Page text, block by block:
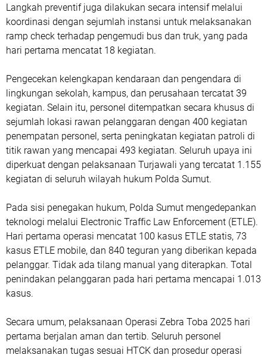
Langkah preventif juga dilakukan secara intensif melalui
koordinasi dengan sejumlah instansi untuk melaksanakan
ramp check terhadap pengemudi bus dan truk, yang pada
hari pertama mencatat 18 kegiatan.
Pengecekan kelengkapan kendaraan dan pengendara di
lingkungan sekolah, kampus, dan perusahaan tercatat 39
kegiatan. Selain itu, personel ditempatkan secara khusus di
sejumlah lokasi rawan pelanggaran dengan 400 kegiatan
penempatan personel, serta peningkatan kegiatan patroli di
titik rawan yang mencapai 493 kegiatan. Seluruh upaya ini
diperkuat dengan pelaksanaan Turjawali yang tercatat 1.155
kegiatan di seluruh wilayah hukum Polda Sumut.
Pada sisi penegakan hukum, Polda Sumut mengedepankan
teknologi melalui Electronic Traffic Law Enforcement (ETLE).
Hari pertama operasi mencatat 100 kasus ETLE statis, 73
kasus ETLE mobile, dan 840 teguran yang diberikan kepada
pelanggar. Tidak ada tilang manual yang diterapkan. Total
penindakan pelanggaran pada hari pertama mencapai 1.013
kasus.
Secara umum, pelaksanaan Operasi Zebra Toba 2025 hari
pertama berjalan aman dan tertib. Seluruh personel
melaksanakan tugas sesuai HTCK dan prosedur operasi